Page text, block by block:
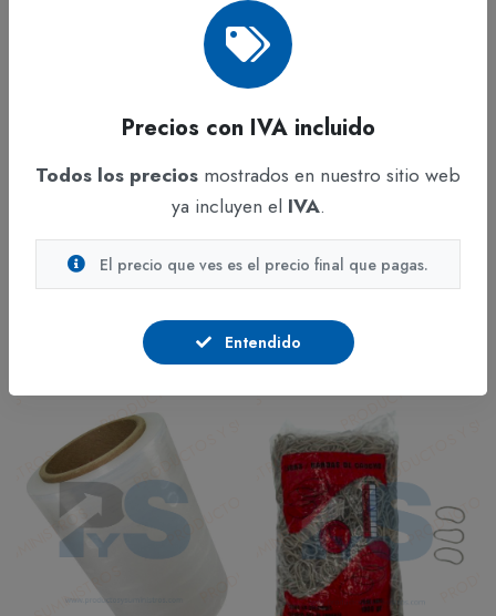
ADICIONAR
Embalaje
Grapa Standard Cobrizada
Superior 26/6
ADICIONAR
Embalaje
Caucho Banda Verde Ref.
18
$14.578 IVA incluido
Precios con IVA incluido
Todos los precios mostrados en nuestro sitio web
ya incluyen el IVA.
El precio que ves es el precio final que pagas.
Entendido